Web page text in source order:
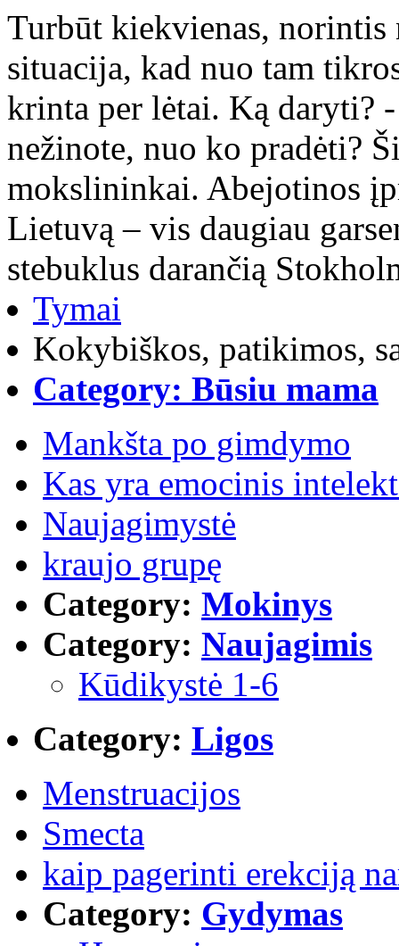
Turbūt kiekvienas, norintis
situacija, kad nuo tam
krinta per lėtai. Ką daryti?
nežinote, nuo ko pradėti?
mokslininkai. Abejotinos
Lietuvą – vis daugiau
stebuklus darančią
Tymai
Kokybiškos, patikimos,
Category: Būsiu mama
Mankšta po gimdymo
Kas yra emocinis
Naujagimystė
kraujo grupę
Category: Mokinys
Category: Naujagimis
Kūdikystė 1-6
Category: Ligos
Menstruacijos
Smecta
kaip pagerinti erekciją
Category: Gydymas